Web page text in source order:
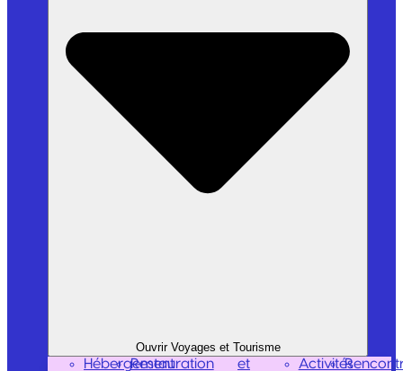
Ouvrir Voyages et Tourisme
Hébergement
Restauration
et
Activités